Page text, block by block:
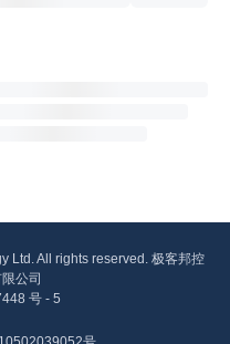
Ltd. All rights reserved. 极客邦控
公司
号 - 5